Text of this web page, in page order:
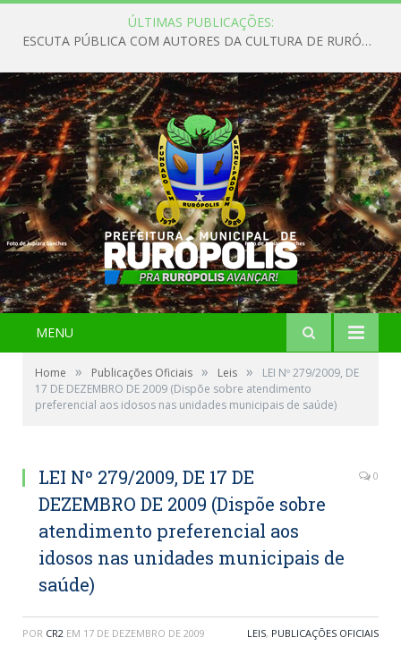
ÚLTIMAS PUBLICAÇÕES:
ESCUTA PÚBLICA COM AUTORES DA CULTURA DE RURÓPOLIS
MENU
Home » Publicações Oficiais » Leis »
LEI Nº 279/2009, DE
17 DE DEZEMBRO DE 2009 (Dispõe sobre atendimento
preferencial aos idosos nas unidades municipais de saúde)
LEI Nº 279/2009, DE 17 DE
DEZEMBRO DE 2009 (Dispõe sobre
atendimento preferencial aos
idosos nas unidades municipais de
saúde)
0
POR CR2 EM 17 DE DEZEMBRO DE 2009 LEIS, PUBLICAÇÕES OFICIAIS